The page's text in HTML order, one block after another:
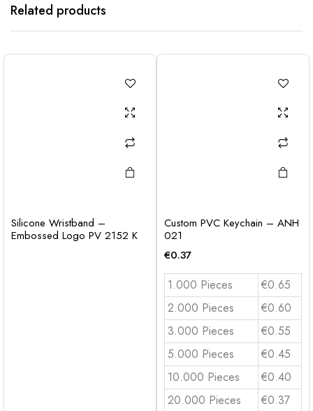
Related products
Silicone Wristband –
Embossed Logo PV 2152 K
Custom PVC Keychain – ANH
021
€0.37
1.000 Pieces
€0.65
2.000 Pieces
€0.60
3.000 Pieces
€0.55
5.000 Pieces
€0.45
10.000 Pieces
€0.40
20.000 Pieces
€0.37